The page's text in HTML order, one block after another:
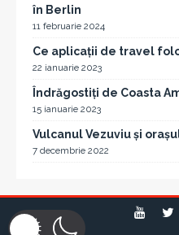
în Berlin
11 februarie 2024
Ce aplicații de travel
22 ianuarie 2023
Îndrăgostiți de Coasta
15 ianuarie 2023
Vulcanul Vezuviu și
7 decembrie 2022